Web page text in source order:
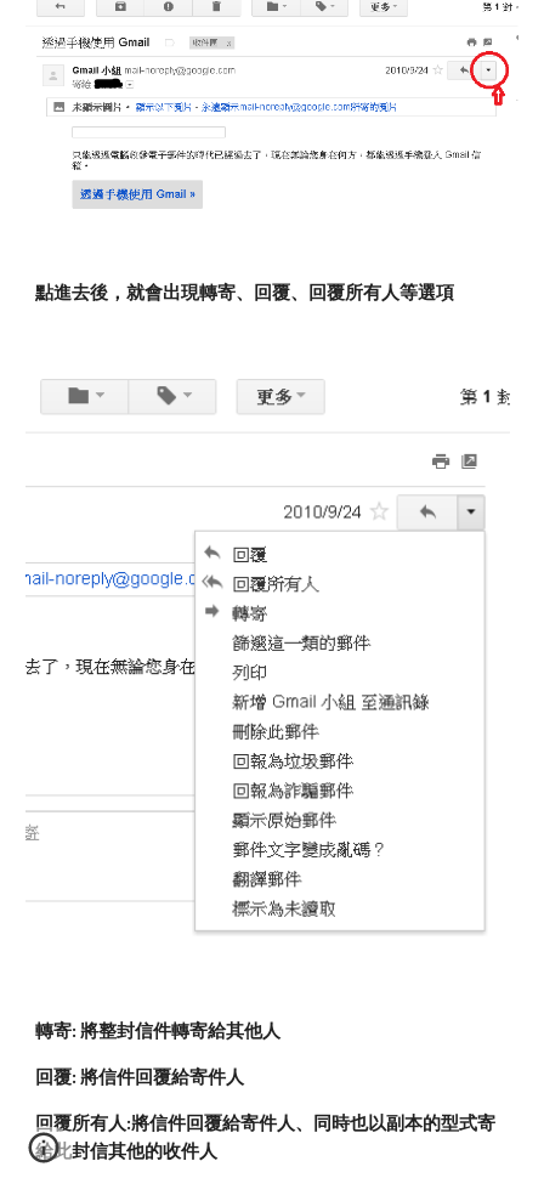
點進去後，就會出現轉寄、回覆、回覆所有人等選項
轉寄: 將整封信件轉寄給其他人
回覆: 將信件回覆給寄件人
回覆所有人:將信件回覆給寄件人、同時也以副本的型式寄
給此封信其他的收件人